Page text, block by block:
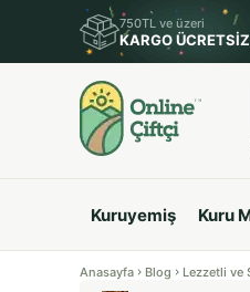
750TL ve üzeri
KARGO ÜCRETSİZ
Kuruyemiş Kuru
Anasayfa Blog Lezzetli ve